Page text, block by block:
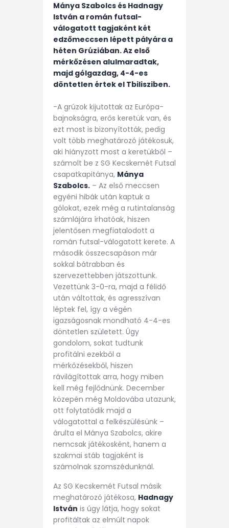
Mánya Szabolcs és Hadnagy
István a román futsal-
válogatott tagjaként két
edzőmeccsen lépett pályára a
héten Grúziában. Az első
mérkőzésen alulmaradtak,
majd gólgazdag, 4-4-es
döntetlen értek el Tbilisziben.
-A grúzok kijutottak az Európa-
bajnokságra, erős keretük van, és
ezt most is bizonyították, pedig
volt több meghatározó játékosuk,
aki hiányzott most a keretükből –
számolt be z SG Kecskemét Futsal
csapatkapitánya, Mánya
Szabolcs. – Az első meccsen
egyéni hibák után kaptuk a
gólokat, ezek még a rutintalanság
számlájára írhatóak, hiszen
jelentősen megfiatalodott a
román futsal-válogatott kerete. A
második összecsapáson már
sokkal bátrabban és
szervezettebben játszottunk.
Vezettünk 3-0-ra, majd a félidő
után váltottak, és agresszívan
léptek fel, így a végén
igazságosnak mondható 4-4-es
döntetlen született. Úgy
gondolom, sokat tudtunk
profitálni ezekből a
mérkőzésekből, hiszen
rávilágítottak arra, hogy miben
kell még fejlődnünk. December
közepén még Moldovába utazunk,
ott folytatódik majd a
válogatottal a felkészülésünk –
árulta el Mánya Szabolcs, akire
nemcsak játékosként, hanem a
szakmai stáb tagjaként is
számolnak szomszédunknál.
Az SG Kecskemét Futsal másik
meghatározó játékosa, Hadnagy
István is úgy látja, hogy sokat
profitáltak az elmúlt napok